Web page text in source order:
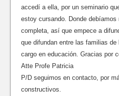
accedí a ella, por un seminario
estoy cursando. Donde
completa, así que empece a
que difundan entre las familias
cargo en educación. Gracias por
Atte Profe Patricia
P/D seguimos en contacto, por
constructivos.